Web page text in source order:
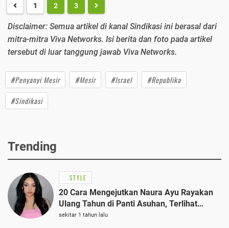
1 2 3
Disclaimer: Semua artikel di kanal Sindikasi ini berasal dari
mitra-mitra Viva Networks. Isi berita dan foto pada artikel
tersebut di luar tanggung jawab Viva Networks.
#Penyanyi Mesir #Mesir #Israel
#Republika
#Sindikasi
Trending
STYLE
20 Cara Mengejutkan Naura Ayu Rayakan
Ulang Tahun di Panti Asuhan, Terlihat
Anggun dengan Kaftan Cokelat
sekitar 1 tahun lalu